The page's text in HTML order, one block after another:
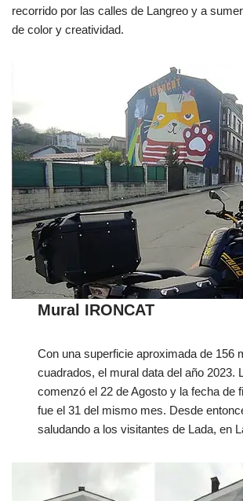
recorrido por las calles de Langreo y a
de color y creatividad.
Mural IRONCAT
Con una superficie aproximada de 156
cuadrados, el mural data del año 2023.
comenzó el 22 de Agosto y la fecha de
fue el 31 del mismo mes. Desde
saludando a los visitantes de Lada, en